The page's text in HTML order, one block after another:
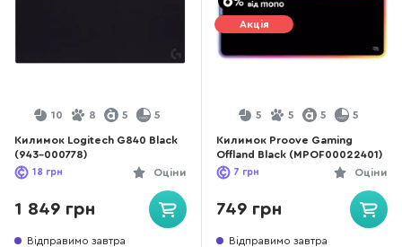
10 8 5 5
Килимок Logitech G840 Black
(943-000778)
Оціни
18 грн
1 849 грн
Відправимо завтра
Акція
5 5 5 5
Килимок Proove Gaming
Offland Black (MPOF00022401)
Оціни
7 грн
749 грн
Відправимо завтра